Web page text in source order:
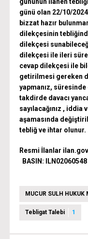
günü olan 22/10/
bizzat hazır
dilekçesinin
dilekçesi
dilekçesi ile ileri
cevap dilekçesi ile
getirilmesi gereken
yapmanız, süresinde
takdirde davacı
sayılacağınız ,
aşamasında
tebliğ ve ihtar olunur.
Resmi
BASIN: ILN02060548
MUCUR SULH
Tebligat Talebi 1